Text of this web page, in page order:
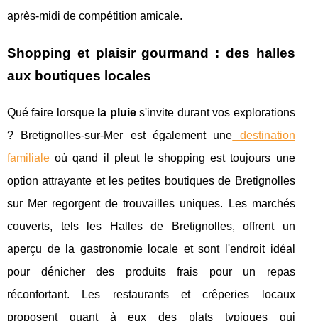
après-midi de compétition amicale.
Shopping et plaisir gourmand : des halles
aux boutiques locales
Qué faire lorsque la pluies'invite durant vos explorations
? Bretignolles-sur-Mer est également une destination
familiale où qand il pleut le shopping est toujours une
option attrayante et les petites boutiques de Bretignolles
sur Mer regorgent de trouvailles uniques. Les marchés
couverts, tels les Halles de Bretignolles, offrent un
aperçu de la gastronomie locale et sont l'endroit idéal
pour dénicher des produits frais pour un repas
réconfortant. Les restaurants et crêperies locaux
proposent quant à eux des plats typiques qui